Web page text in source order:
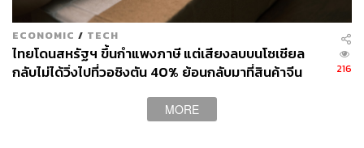
ECONOMIC / TECH
ไทยโดนสหรัฐฯ ขึ้นกำแพงภาษี แต่เสียงลบบนโซเชียล
กลับไม่ได้วิ่งไปที่วอชิงตัน 40% ย้อนกลับมาที่สินค้าจีน
216
MORE